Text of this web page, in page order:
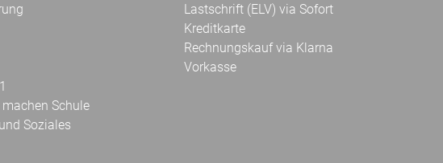
Schule
Soziales
Lastschrift (ELV) via Sofort
Kreditkarte
Rechnungskauf via Klarna
Vorkasse